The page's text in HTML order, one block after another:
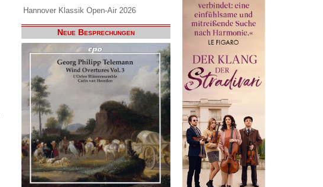
Hannover Klassik Open-Air 2026
Neue Besprechungen